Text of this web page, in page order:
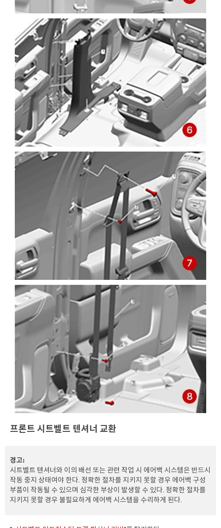
프론트 시트벨트 텐셔너 교환
경고:
시트벨트 텐셔너와 이의 배선 또는 관련 작업 시 에어백 시스템은 반드시
작동 중지 상태여야 한다. 정확한 절차를 지키지 못할 경우 에어백 구성
부품이 작동될 수 있으며 심각한 부상이 발생할 수 있다. 정확한 절차를
지키지 못할 경우 불필요하게 에어백 시스템을 수리하게 된다.